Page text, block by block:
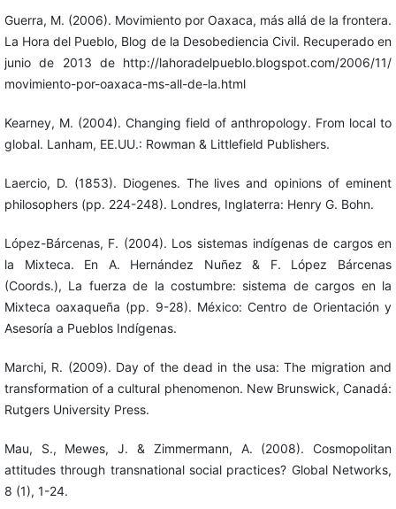
Guerra, M. (2006). Movimiento por Oaxaca, más allá de la frontera.
La Hora del Pueblo, Blog de la Desobediencia Civil. Recuperado en
junio de 2013 de http://lahoradelpueblo.blogspot.com/2006/11/
movimiento-por-oaxaca-ms-all-de-la.html
Kearney, M. (2004). Changing field of anthropology. From local to
global. Lanham, EE.UU.: Rowman & Littlefield Publishers.
Laercio, D. (1853). Diogenes. The lives and opinions of eminent
philosophers (pp. 224-248). Londres, Inglaterra: Henry G. Bohn.
López-Bárcenas, F. (2004). Los sistemas indígenas de cargos en
la Mixteca. En A. Hernández Nuñez & F. López Bárcenas
(Coords.), La fuerza de la costumbre: sistema de cargos en la
Mixteca oaxaqueña (pp. 9-28). México: Centro de Orientación y
Asesoría a Pueblos Indígenas.
Marchi, R. (2009). Day of the dead in the usa: The migration and
transformation of a cultural phenomenon. New Brunswick, Canadá:
Rutgers University Press.
Mau, S., Mewes, J. & Zimmermann, A. (2008). Cosmopolitan
attitudes through transnational social practices? Global Networks,
8 (1), 1-24.